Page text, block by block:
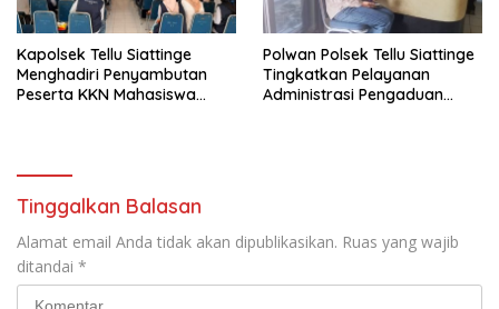
Kapolsek Tellu Siattinge
Menghadiri Penyambutan
Peserta KKN Mahasiswa
Polwan Polsek Tellu Siattinge
Tingkatkan Pelayanan
Administrasi Pengaduan
Tinggalkan Balasan
Alamat email Anda tidak akan dipublikasikan. Ruas yang wajib
ditandai *